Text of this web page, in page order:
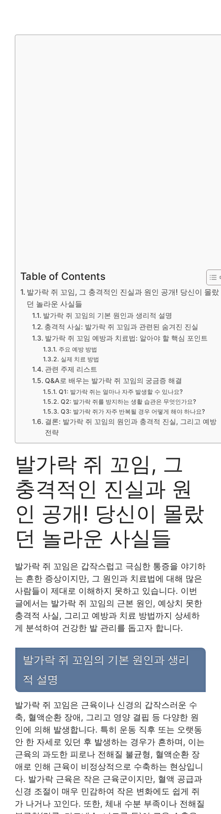
Table of Contents
발가락 쥐 꼬임, 그 충격적인 진실과 원인 공개! 당신이 몰랐
던 놀라운 사실들
발가락 쥐 꼬임의 기본 원인과 생리적 설명
충격적 사실: 발가락 쥐 꼬임과 관련된 숨겨진 진실
발가락 쥐 꼬임 예방과 치료법: 알아야 할 핵심 포인트
주요 예방 방법
실제 치료 방법
관련 주제 리스트
Q&A로 배우는 발가락 쥐 꼬임의 궁금증 해결
Q1: 발가락 쥐는 얼마나 자주 발생할 수 있나요?
Q2: 발가락 쥐를 방지하는 생활 습관은 무엇인가요?
Q3: 발가락 쥐가 자주 반복될 경우 어떻게 해야 하나요?
결론: 발가락 쥐 꼬임의 원인과 충격적 진실, 그리고 예방
전략
발가락 쥐 꼬임, 그
충격적인 진실과 원
인 공개! 당신이 몰랐
던 놀라운 사실들
발가락 쥐 꼬임은 갑작스럽고 극심한 통증을 야기하
는 흔한 증상이지만, 그 원인과 치료법에 대해 많은
사람들이 제대로 이해하지 못하고 있습니다. 이번
글에서는 발가락 쥐 꼬임의 근본 원인, 예상치 못한
충격적 사실, 그리고 예방과 치료 방법까지 상세하
게 분석하여 건강한 발 관리를 돕고자 합니다.
발가락 쥐 꼬임의 기본 원인과 생리
적 설명
발가락 쥐 꼬임은 근육이나 신경의 갑작스러운 수
축, 혈액순환 장애, 그리고 영양 결핍 등 다양한 원
인에 의해 발생합니다. 특히 운동 직후 또는 오랫동
안 한 자세로 있던 후 발생하는 경우가 흔하며, 이는
근육의 과도한 피로나 전해질 불균형, 혈액순환 장
애로 인해 근육이 비정상적으로 수축하는 현상입니
다. 발가락 근육은 작은 근육군이지만, 혈액 공급과
신경 조절이 매우 민감하여 작은 변화에도 쉽게 쥐
가 나거나 꼬인다. 또한, 체내 수분 부족이나 전해질